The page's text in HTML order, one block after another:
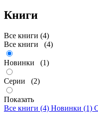
Книги
Все книги (4)
Все книги (4)
Новинки (1)
Серии (2)
Показать
Все книги (4) Новинки (1)